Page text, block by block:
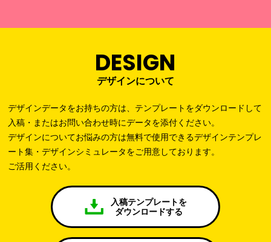
DESIGN
デザインについて
デザインデータをお持ちの方は、テンプレートをダウンロードして
入稿・またはお問い合わせ時にデータを添付ください。
デザインについてお悩みの方は無料で使用できるデザインテンプレ
ート集・デザインシミュレータをご用意しております。
ご活用ください。
入稿テンプレートを
ダウンロードする